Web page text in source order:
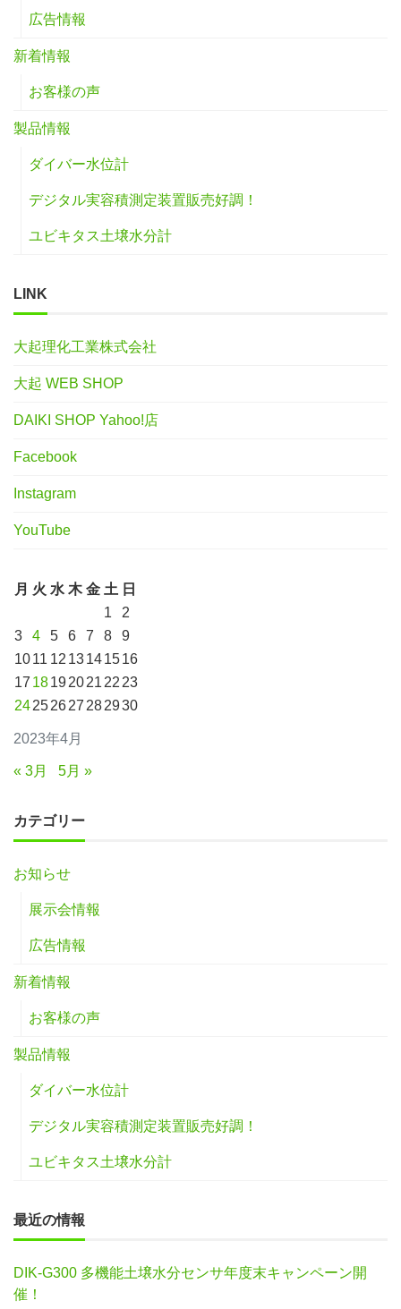
広告情報
新着情報
お客様の声
製品情報
ダイバー水位計
デジタル実容積測定装置販売好調！
ユビキタス土壌水分計
LINK
大起理化工業株式会社
大起 WEB SHOP
DAIKI SHOP Yahoo!店
Facebook
Instagram
YouTube
2023年4月
月 火 水 木 金 土 日
1
2
3
4 5 6 7 8
9
1011 12 13141516
17 18192021 22 23
24252627 282930
« 3月 5月 »
カテゴリー
お知らせ
展示会情報
広告情報
新着情報
お客様の声
製品情報
ダイバー水位計
デジタル実容積測定装置販売好調！
ユビキタス土壌水分計
最近の情報
DIK-G300 多機能土壌水分センサ年度末キャンペーン開
催！